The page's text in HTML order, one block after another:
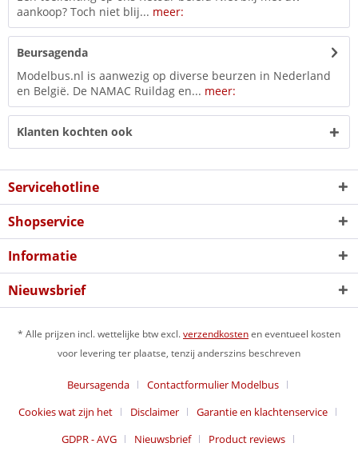
aankoop? Toch niet blij... meer:
Beursagenda
Modelbus.nl is aanwezig op diverse beurzen in Nederland
en België. De NAMAC Ruildag en... meer:
Klanten kochten ook
Servicehotline
Shopservice
Informatie
Nieuwsbrief
* Alle prijzen incl. wettelijke btw excl.verzendkostenen eventueel kosten
voor levering ter plaatse, tenzij anderszins beschreven
Beursagenda
Contactformulier Modelbus
Cookies wat zijn het
Disclaimer
Garantie en klachtenservice
GDPR - AVG
Nieuwsbrief
Product reviews